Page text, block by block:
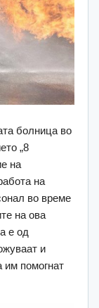
болница во
„8
на
на
во време
на ова
е од
и
им помогнат